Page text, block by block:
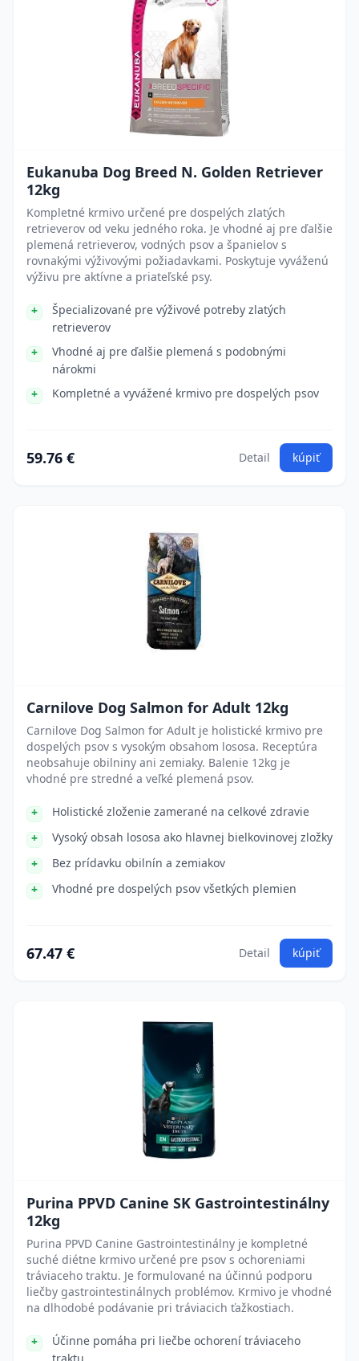
Eukanuba Dog Breed N. Golden Retriever
12kg
Kompletné krmivo určené pre dospelých zlatých
retrieverov od veku jedného roka. Je vhodné aj pre ďalšie
plemená retrieverov, vodných psov a španielov s
rovnakými výživovými požiadavkami. Poskytuje vyváženú
výživu pre aktívne a priateľské psy.
Špecializované pre výživové potreby zlatých
retrieverov
Vhodné aj pre ďalšie plemená s podobnými
nárokmi
Kompletné a vyvážené krmivo pre dospelých psov
59.76 € Detail kúpiť
Carnilove Dog Salmon for Adult 12kg
Carnilove Dog Salmon for Adult je holistické krmivo pre
dospelých psov s vysokým obsahom lososa. Receptúra
neobsahuje obilniny ani zemiaky. Balenie 12kg je
vhodné pre stredné a veľké plemená psov.
Holistické zloženie zamerané na celkové zdravie
Vysoký obsah lososa ako hlavnej bielkovinovej zložky
Bez prídavku obilnín a zemiakov
Vhodné pre dospelých psov všetkých plemien
67.47 € Detail kúpiť
Purina PPVD Canine SK Gastrointestinálny
12kg
Purina PPVD Canine Gastrointestinálny je kompletné
suché diétne krmivo určené pre psov s ochoreniami
tráviaceho traktu. Je formulované na účinnú podporu
liečby gastrointestinálnych problémov. Krmivo je vhodné
na dlhodobé podávanie pri tráviacich ťažkostiach.
Účinne pomáha pri liečbe ochorení tráviaceho